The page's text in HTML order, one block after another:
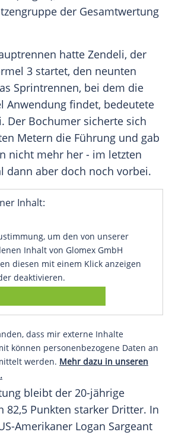
der Gesamtwertung
hatte Zendeli, der
3 startet, den neunten
Sprintrennen, bei dem die
Anwendung findet, bedeutete
Der Bochumer sicherte sich
Metern die Führung und gab
nicht mehr her - im letzten
dann aber doch noch vorbei.
Inhalt:
um den von unserer
Inhalt von Glomex GmbH
diesen mit einem Klick anzeigen
deaktivieren.
dass mir externe Inhalte
können personenbezogene Daten an
werden. Mehr dazu in unseren
bleibt der 20-jährige
82,5 Punkten starker Dritter. In
Amerikaner Logan Sargeant